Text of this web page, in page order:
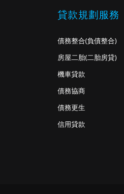
貸款規劃服務
債務整合(負債整合)
房屋二胎(二胎房貸)
機車貸款
債務協商
債務更生
信用貸款